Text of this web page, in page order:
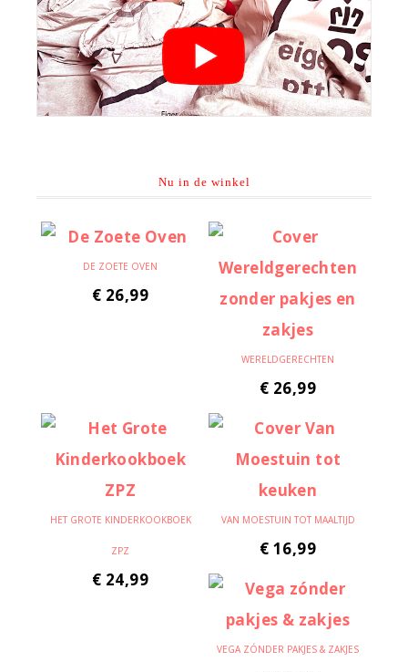
Nu in de winkel
DE ZOETE OVEN
€ 26,99
WERELDGERECHTEN
€ 26,99
HET GROTE KINDERKOOKBOEK
ZPZ
€ 24,99
VAN MOESTUIN TOT MAALTIJD
€ 16,99
VEGA ZÓNDER PAKJES & ZAKJES